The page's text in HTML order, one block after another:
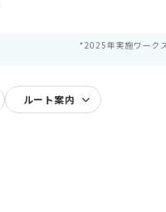
*2025年実施ワーク
ルート案内